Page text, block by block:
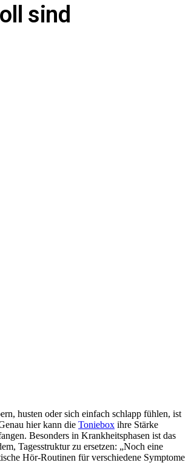
sind
husten oder sich einfach schlapp fühlen, ist
hier kann die Toniebox ihre Stärke
Besonders in Krankheitsphasen ist das
Tagesstruktur zu ersetzen: „Noch eine
Hör-Routinen für verschiedene Symptome